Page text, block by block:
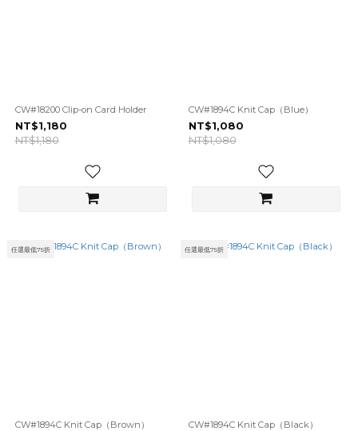
CW#18200 Clip-on Card Holder
NT$1,180
NT$1,180
CW#1894C Knit Cap（Blue）
NT$1,080
NT$1,080
任選最低75折
CW#1894C Knit Cap（Brown）
任選最低75折
CW#1894C Knit Cap（Black）